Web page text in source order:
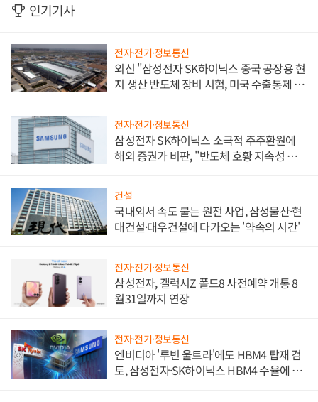
인기기사
전자·전기·정보통신
외신 "삼성전자 SK하이닉스 중국 공장용 현
지 생산 반도체 장비 시험, 미국 수출통제 대
전자·전기·정보통신
삼성전자 SK하이닉스 소극적 주주환원에
해외 증권가 비판, "반도체 호황 지속성 의
건설
국내외서 속도 붙는 원전 사업, 삼성물산·현
대건설·대우건설에 다가오는 '약속의 시간'
전자·전기·정보통신
삼성전자, 갤럭시Z 폴드8 사전예약 개통 8
월31일까지 연장
전자·전기·정보통신
엔비디아 '루빈 울트라'에도 HBM4 탑재 검
토, 삼성전자·SK하이닉스 HBM4 수율에 주